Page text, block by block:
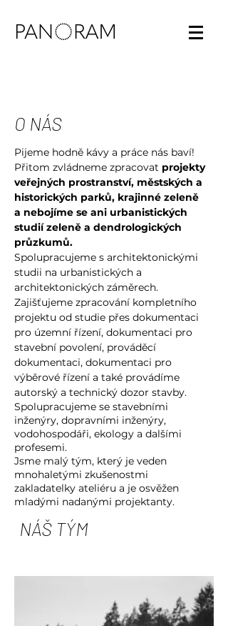
O NÁS
Pijeme hodně kávy a práce nás baví!
Přitom zvládneme zpracovat projekty
veřejných prostranství, městských a
historických parků, krajinné zeleně
a nebojíme se ani urbanistických
studií zeleně a dendrologických
průzkumů.
Spolupracujeme s architektonickými
studii na urbanistických a
architektonických záměrech.
Zajišťujeme zpracování kompletního
projektu od studie přes dokumentaci
pro územní řízení, dokumentaci pro
stavební povolení, prováděcí
dokumentaci, dokumentaci pro
výběrové řízení a také provádíme
autorský a technický dozor stavby.
Spolupracujeme se stavebními
inženýry, dopravními inženýry,
vodohospodáři, ekology a dalšími
profesemi.
Jsme malý tým, který je veden
mnohaletými zkušenostmi
zakladatelky ateliéru a je osvěžen
mladými nadanými projektanty.
NÁŠ TÝM